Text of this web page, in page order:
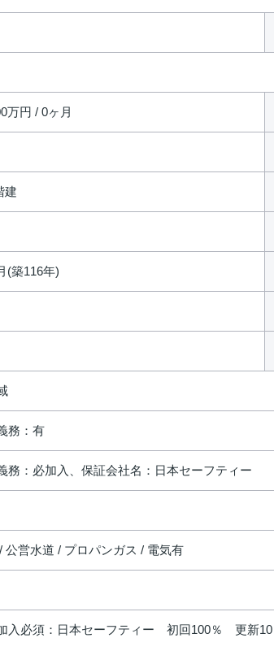
万円 / 0ヶ月
建
(築116年)
務：有
務：必加入、保証会社名：日本セーフティー
公営水道 / プロパンガス / 電気有
入必須：日本セーフティー 初回100％ 更新10